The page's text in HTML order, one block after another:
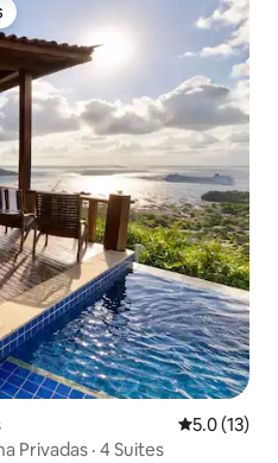
huéspedes
Calificación
5.0 (13)
Privadas · 4 Suites